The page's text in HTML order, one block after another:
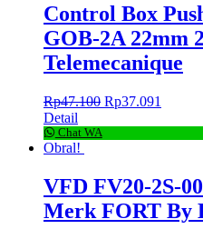
Control Box
GOB-2A 22mm
Telemecanique
Rp47.100 Rp37.091
Detail
Chat WA
Obral!
VFD FV20-2S-
Merk FORT By